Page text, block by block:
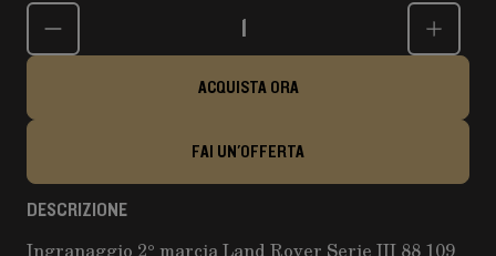
Quantità
ACQUISTA ORA
FAI UN'OFFERTA
DESCRIZIONE
Ingranaggio 2° marcia Land Rover Serie III 88 109